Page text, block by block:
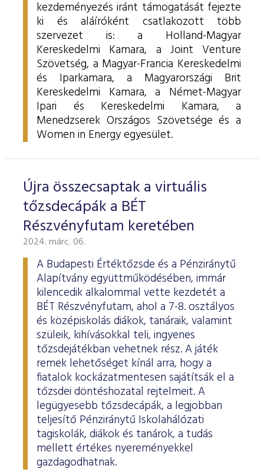
kezdeményezés iránt támogatását fejezte
ki és aláíróként csatlakozott több
szervezet is: a Holland-Magyar
Kereskedelmi Kamara, a Joint Venture
Szövetség, a Magyar-Francia Kereskedelmi
és Iparkamara, a Magyarországi Brit
Kereskedelmi Kamara, a Német-Magyar
Ipari és Kereskedelmi Kamara, a
Menedzserek Országos Szövetsége és a
Women in Energy egyesület.
Újra összecsaptak a virtuális
tőzsdecápák a BÉT
Részvényfutam keretében
2024. márc. 06.
A Budapesti Értéktőzsde és a Pénziránytű
Alapítvány együttműködésében, immár
kilencedik alkalommal vette kezdetét a
BÉT Részvényfutam, ahol a 7-8. osztályos
és középiskolás diákok, tanáraik, valamint
szüleik, kihívásokkal teli, ingyenes
tőzsdejátékban vehetnek rész. A játék
remek lehetőséget kínál arra, hogy a
fiatalok kockázatmentesen sajátítsák el a
tőzsdei döntéshozatal rejtelmeit. A
legügyesebb tőzsdecápák, a legjobban
teljesítő Pénziránytű Iskolahálózati
tagiskolák, diákok és tanárok, a tudás
mellett értékes nyereményekkel
gazdagodhatnak.